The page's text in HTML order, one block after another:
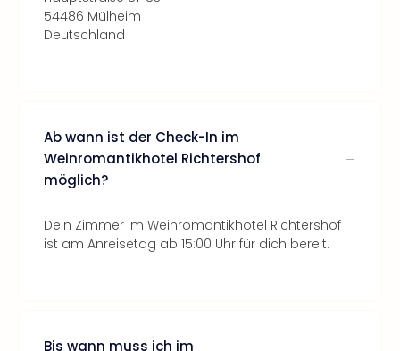
54486 Mülheim
Deutschland
Ab wann ist der Check-In im
Weinromantikhotel Richtershof
möglich?
Dein Zimmer im Weinromantikhotel Richtershof
ist am Anreisetag ab 15:00 Uhr für dich bereit.
Bis wann muss ich im